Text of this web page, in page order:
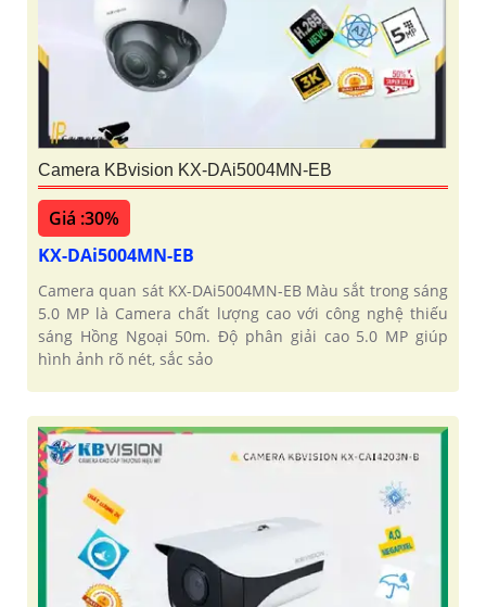
Camera KBvision KX-DAi5004MN-EB
Giá :30%
KX-DAi5004MN-EB
Camera quan sát KX-DAi5004MN-EB Màu sắt trong sáng
5.0 MP là Camera chất lượng cao với công nghệ thiếu
sáng Hồng Ngoại 50m. Độ phân giải cao 5.0 MP giúp
hình ảnh rõ nét, sắc sảo